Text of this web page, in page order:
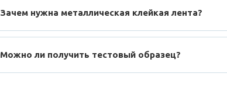
Зачем нужна металлическая клейкая лента?
Можно ли получить тестовый образец?